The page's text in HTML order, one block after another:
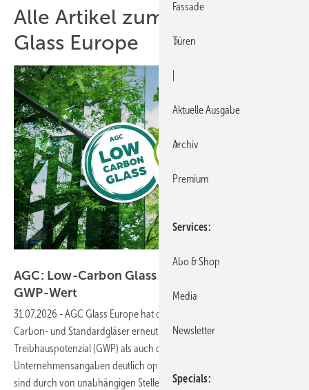
Alle Artikel zum Thema AGC
Glass Europe
AGC: Low-Carbon Glass mit halbiertem
GWP-Wert
31.07.2026 -AGC Glass Europe hat die Umweltkennwerte seiner Low-
Carbon- und Standardgläser erneut verbessert. Sowohl das
Treibhauspotenzial (GWP) als auch der Recyclinganteil wurden nach
Unternehmensangaben deutlich optimiert. Die aktualisierten Werte
sind durch von unabhängigen Stellen verifizierte EPDs
Fassade
Türen
Aktuelle Ausgabe
Archiv
Premium
Services
Abo & Shop
Media
Newsletter
Specials